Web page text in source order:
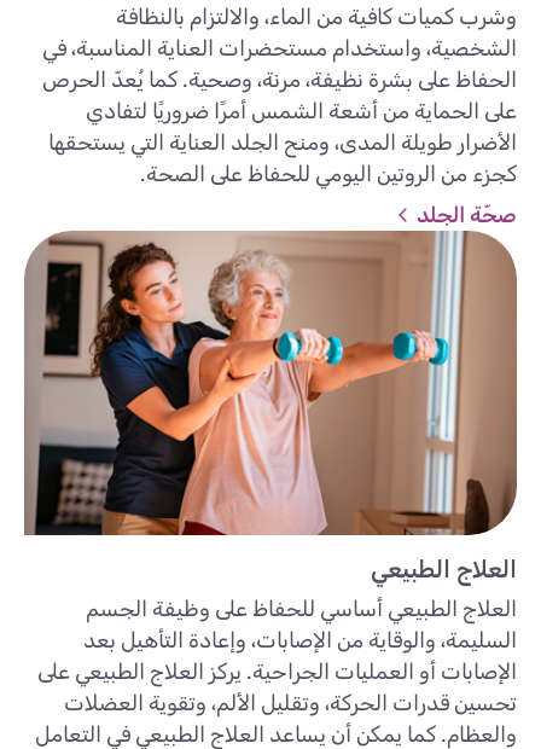
وشرب كميات كافية من الماء، والالتزام بالنظافة
الشخصية، واستخدام مستحضرات العناية المناسبة، في
الحفاظ على بشرة نظيفة، مرنة، وصحية. كما يُعدّ الحرص
على الحماية من أشعة الشمس أمرًا ضروريًا لتفادي
الأضرار طويلة المدى، ومنح الجلد العناية التي يستحقها
كجزء من الروتين اليومي للحفاظ على الصحة.
صحّة الجلد
العلاج الطبيعي
العلاج الطبيعي أساسي للحفاظ على وظيفة الجسم
السليمة، والوقاية من الإصابات، وإعادة التأهيل بعد
الإصابات أو العمليات الجراحية. يركز العلاج الطبيعي على
تحسين قدرات الحركة، وتقليل الألم، وتقوية العضلات
والعظام. كما يمكن أن يساعد العلاج الطبيعي في التعامل